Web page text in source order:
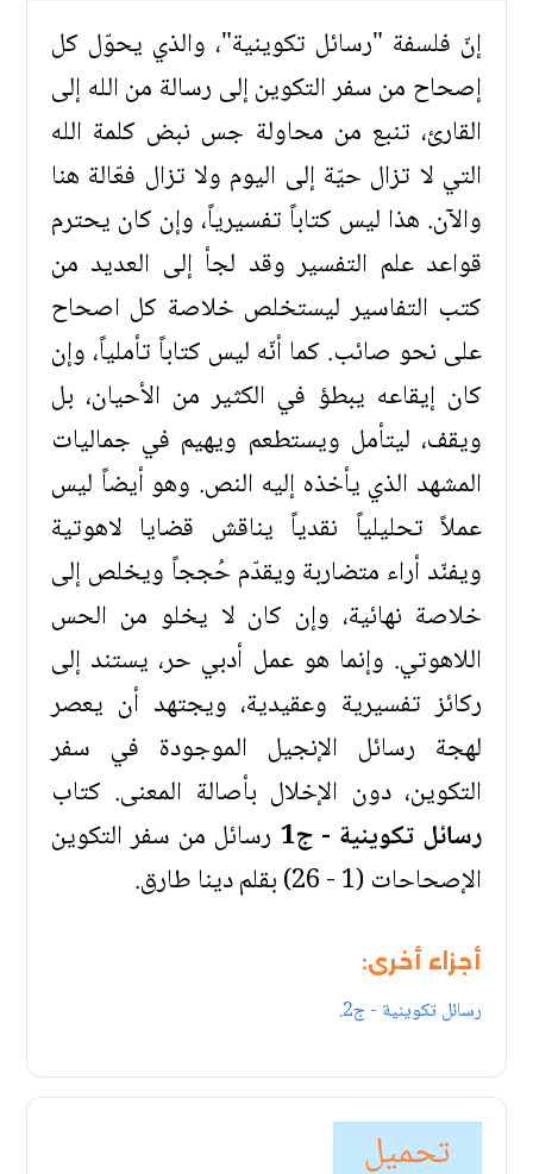
إنّ فلسفة "رسائل تكوينية"، والذي يحوّل كل
إصحاح من سفر التكوين إلى رسالة من الله إلى
القارئ، تنبع من محاولة جس نبض كلمة الله
التي لا تزال حيّة إلى اليوم ولا تزال فعّالة هنا
والآن. هذا ليس كتاباً تفسيرياً، وإن كان يحترم
قواعد علم التفسير وقد لجأ إلى العديد من
كتب التفاسير ليستخلص خلاصة كل اصحاح
على نحو صائب. كما أنّه ليس كتاباً تأملياً، وإن
كان إيقاعه يبطؤ في الكثير من الأحيان، بل
ويقف، ليتأمل ويستطعم ويهيم في جماليات
المشهد الذي يأخذه إليه النص. وهو أيضاً ليس
عملاً تحليلياً نقدياً يناقش قضايا لاهوتية
ويفنّد أراء متضاربة ويقدّم حُججاً ويخلص إلى
خلاصة نهائية، وإن كان لا يخلو من الحس
اللاهوتي. وإنما هو عمل أدبي حر، يستند إلى
ركائز تفسيرية وعقيدية، ويجتهد أن يعصر
لهجة رسائل الإنجيل الموجودة في سفر
التكوين، دون الإخلال بأصالة المعنى. كتاب
رسائل تكوينية - ج1 رسائل من سفر التكوين
الإصحاحات (1 - 26) بقلم دينا طارق.
أجزاء أخرى:
رسائل تكوينية - ج2.
تحميل